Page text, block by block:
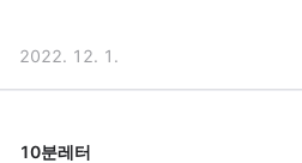
2022. 12. 1.
10분레터